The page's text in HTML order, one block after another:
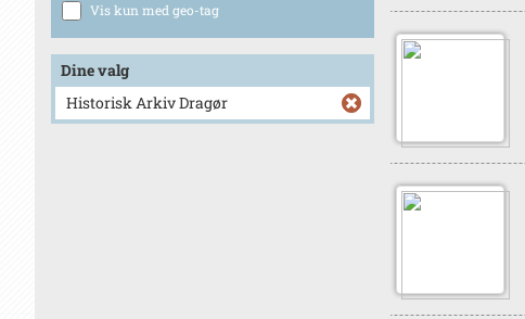
Vis kun med geo-tag
Dine valg
Historisk Arkiv Dragør